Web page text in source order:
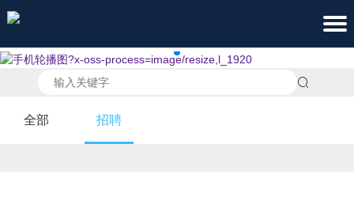
全部 招聘